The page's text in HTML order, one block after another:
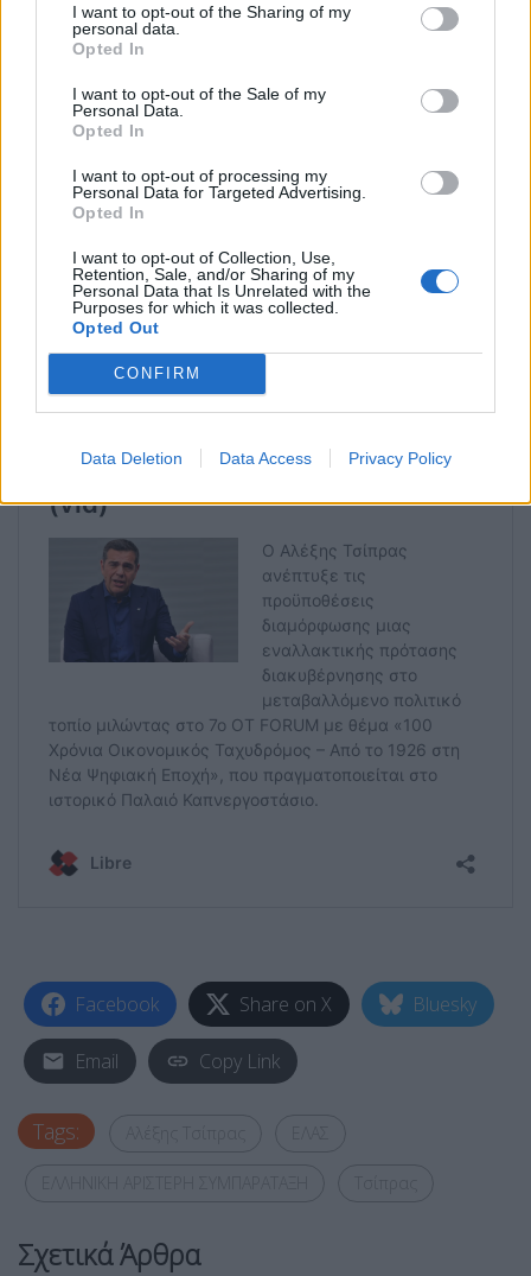
I want to opt-out of the Sharing of my
personal data.
Opted In
I want to opt-out of the Sale of my
Personal Data.
Opted In
I want to opt-out of processing my
Personal Data for Targeted Advertising.
Opted In
I want to opt-out of Collection, Use,
Retention, Sale, and/or Sharing of my
Personal Data that Is Unrelated with the
Purposes for which it was collected.
Opted Out
CONFIRM
Data Deletion Data Access Privacy Policy
Νομίζω ότι ο βασικός μου πολιτικός αντίπαλος
είχε μια τελείως διαφορετική διαδρομή
επαναλαμβάνω ότι κυβέρνησα 4,5 χρόνια στις πιο
δύσκολες συνθήκες μπορεί να μου
Δεν μπορείτε να μου καταμαρτυρήσετε ότι οι
προθέσεις και η εντιμότητα μου δεν ήταν πάντοτε
στις σημαντικές προτεραιότητες των επιλογών
Facebook Share on X Bluesky
Email Copy Link
Tags:
Σχετικά Άρθρα